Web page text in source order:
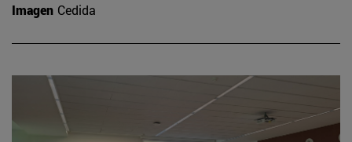
Imagen Cedida